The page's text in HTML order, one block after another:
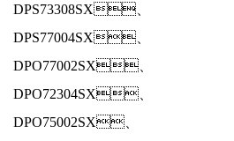
DPS73308SX、
DPS77004SX、
DPO77002SX、
DPO72304SX、
DPO75002SX、